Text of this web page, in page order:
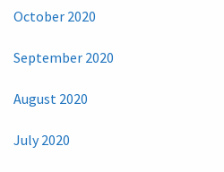
October 2020
September 2020
August 2020
July 2020